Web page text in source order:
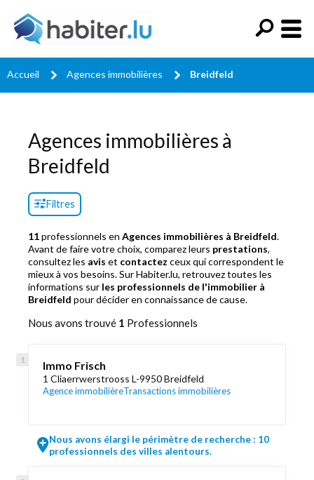
Accueil Agences immobilières Breidfeld
Agences immobilières à
Breidfeld
Filtres
11professionnels en Agences immobilières à Breidfeld.
Avant de faire votre choix, comparez leurs prestations,
consultez les avis et contactez ceux qui correspondent le
mieux à vos besoins. Sur Habiter.lu, retrouvez toutes les
informations sur les professionnels de l'immobilier à
Breidfeld pour décider en connaissance de cause.
Nous avons trouvé 1 Professionnels
Immo Frisch
1 Cliaerrwerstrooss L-9950 Breidfeld
Agence immobilièreTransactions immobilières
Nous avons élargi le périmètre de recherche : 10
professionnels des villes alentours.